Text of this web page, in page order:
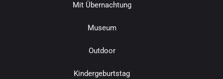
Mit Übernachtung
Museum
Outdoor
Kindergeburtstag